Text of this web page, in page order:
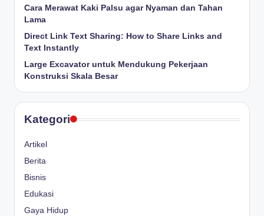
Cara Merawat Kaki Palsu agar Nyaman dan Tahan
Lama
Direct Link Text Sharing: How to Share Links and
Text Instantly
Large Excavator untuk Mendukung Pekerjaan
Konstruksi Skala Besar
Kategori
Artikel
Berita
Bisnis
Edukasi
Gaya Hidup